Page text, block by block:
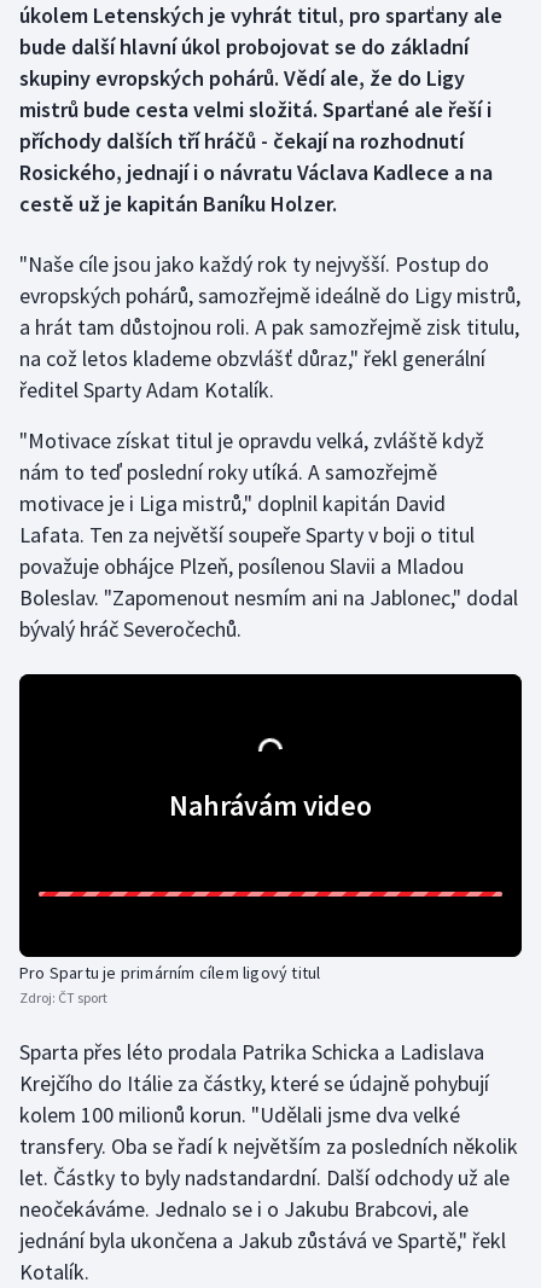
Curling
Dostihy
Florbal
Futsal
Golf
Gymnastika
Házená
Jezdectví
Judo
Krasobruslení
Lezení
Parasport
Plážový volejbal
Ragby
Rychlobruslení
Rychlostní kanoistika
Short track
úkolem Letenských je vyhrát titul, pro sparťany ale
bude další hlavní úkol probojovat se do základní
skupiny evropských pohárů. Vědí ale, že do Ligy
mistrů bude cesta velmi složitá. Sparťané ale řeší i
příchody dalších tří hráčů - čekají na rozhodnutí
Rosického, jednají i o návratu Václava Kadlece a na
cestě už je kapitán Baníku Holzer.
"Naše cíle jsou jako každý rok ty nejvyšší. Postup do
evropských pohárů, samozřejmě ideálně do Ligy mistrů,
a hrát tam důstojnou roli. A pak samozřejmě zisk titulu,
na což letos klademe obzvlášť důraz," řekl generální
ředitel Sparty Adam Kotalík.
"Motivace získat titul je opravdu velká, zvláště když
nám to teď poslední roky utíká. A samozřejmě
motivace je i Liga mistrů," doplnil kapitán David
Lafata. Ten za největší soupeře Sparty v boji o titul
považuje obhájce Plzeň, posílenou Slavii a Mladou
Boleslav. "Zapomenout nesmím ani na Jablonec," dodal
bývalý hráč Severočechů.
Nahrávám video
Pro Spartu je primárním cílem ligový titul
Zdroj: ČT sport
Sparta přes léto prodala Patrika Schicka a Ladislava
Krejčího do Itálie za částky, které se údajně pohybují
kolem 100 milionů korun. "Udělali jsme dva velké
transfery. Oba se řadí k největším za posledních několik
let. Částky to byly nadstandardní. Další odchody už ale
neočekáváme. Jednalo se i o Jakubu Brabcovi, ale
jednání byla ukončena a Jakub zůstává ve Spartě," řekl
Kotalík.